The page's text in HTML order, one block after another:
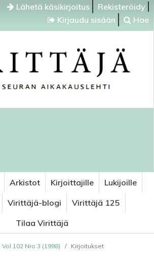
Lähetä käsikirjoitus
Rekisteröidy
Kirjaudu sisään
Hae
Arkistot Kirjoittajille
Lukijoille
Virittäjä-blogi
Virittäjä 125
Tilaa Virittäjä
Vol 102 Nro 3 (1998) / Kirjoitukset